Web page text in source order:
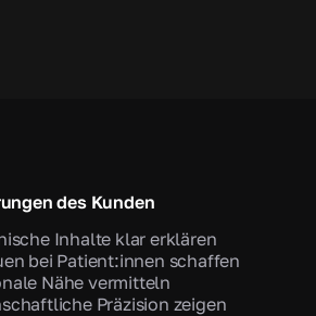
des Kunden
Inhalte klar erklären
bei Patient:innen schaffen
Nähe vermitteln
Präzision zeigen